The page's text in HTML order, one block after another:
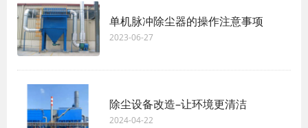
单机脉冲除尘器的操作注意事项
2023-06-27
除尘设备改造–让环境更清洁
2024-04-22